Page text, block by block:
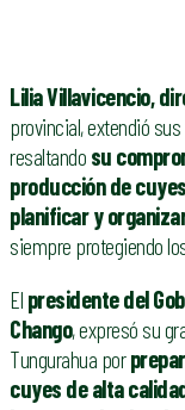
Lilia Villavicencio,
provincial, extendió
resaltando su
producción de cuyes
planificar y
siempre protegiendo
El presidente del
Chango, expresó su
Tungurahua por
cuyes de alta